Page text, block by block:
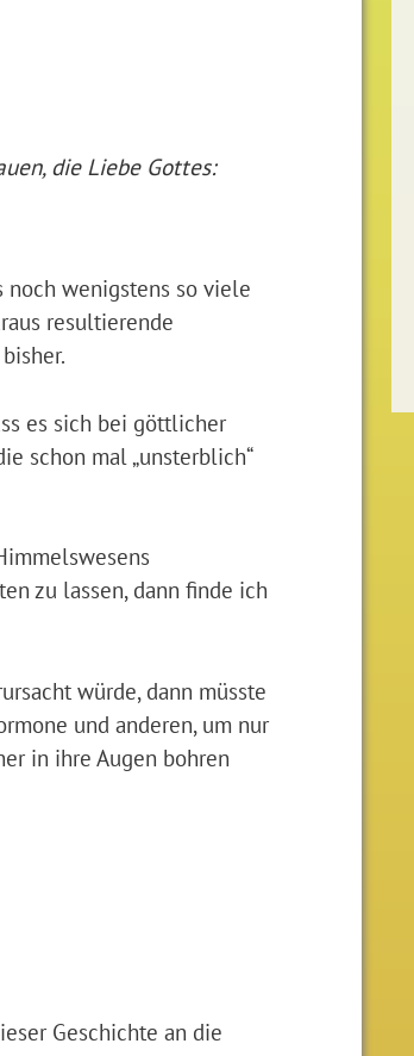
die Liebe Gottes:
noch wenigstens so viele
resultierende
es sich bei göttlicher
schon mal „unsterblich“
zu lassen, dann finde ich
würde, dann müsste
und anderen, um nur
in ihre Augen bohren
Geschichte an die